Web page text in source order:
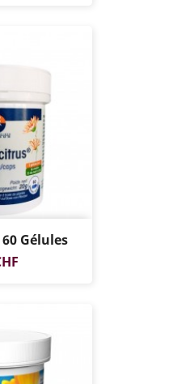
Gélules